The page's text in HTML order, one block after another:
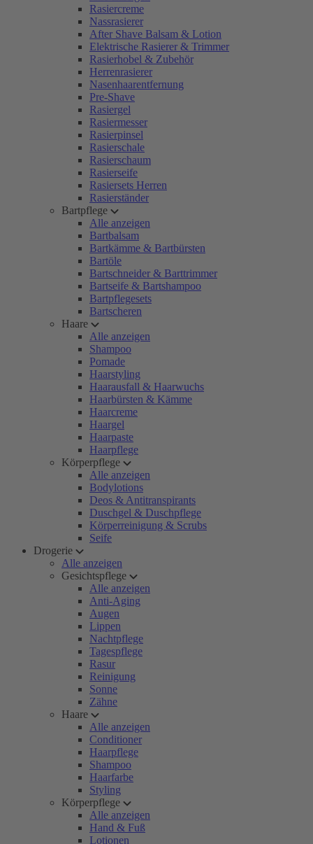
Rasiercreme
Nassrasierer
After Shave Balsam & Lotion
Elektrische Rasierer & Trimmer
Rasierhobel & Zubehör
Herrenrasierer
Nasenhaarentfernung
Pre-Shave
Rasiergel
Rasiermesser
Rasierpinsel
Rasierschale
Rasierschaum
Rasierseife
Rasiersets Herren
Rasierständer
Bartpflege
Alle anzeigen
Bartbalsam
Bartkämme & Bartbürsten
Bartöle
Bartschneider & Barttrimmer
Bartseife & Bartshampoo
Bartpflegesets
Bartscheren
Haare
Alle anzeigen
Shampoo
Pomade
Haarstyling
Haarausfall & Haarwuchs
Haarbürsten & Kämme
Haarcreme
Haargel
Haarpaste
Haarpflege
Körperpflege
Alle anzeigen
Bodylotions
Deos & Antitranspirants
Duschgel & Duschpflege
Körperreinigung & Scrubs
Seife
Drogerie
Alle anzeigen
Gesichtspflege
Alle anzeigen
Anti-Aging
Augen
Lippen
Nachtpflege
Tagespflege
Rasur
Reinigung
Sonne
Zähne
Haare
Alle anzeigen
Conditioner
Haarpflege
Shampoo
Haarfarbe
Styling
Körperpflege
Alle anzeigen
Hand & Fuß
Lotionen